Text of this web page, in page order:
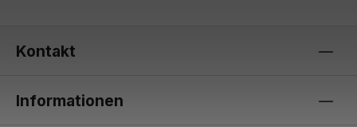
Kontakt
Informationen